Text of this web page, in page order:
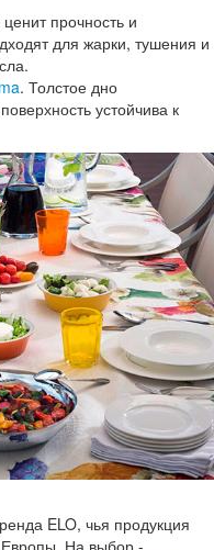
прочность и
для жарки, тушения и
. Толстое дно
устойчива к
ELO, чья продукция